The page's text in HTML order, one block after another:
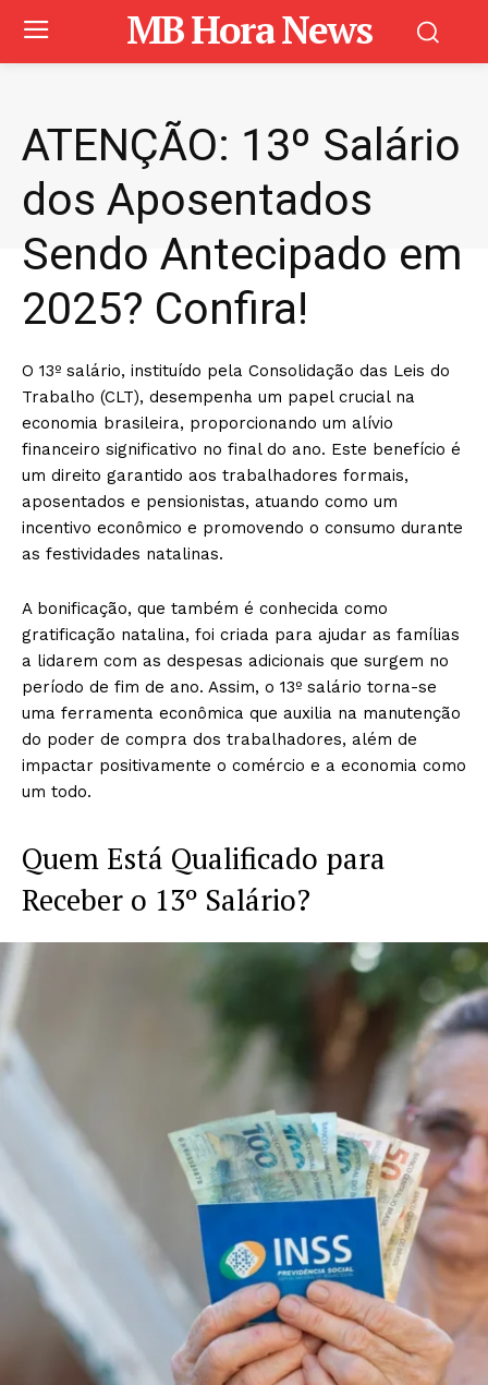
MB Hora News
ATENÇÃO: 13º Salário
dos Aposentados
Sendo Antecipado em
2025? Confira!
O 13º salário, instituído pela Consolidação das Leis do
Trabalho (CLT), desempenha um papel crucial na
economia brasileira, proporcionando um alívio
financeiro significativo no final do ano. Este benefício é
um direito garantido aos trabalhadores formais,
aposentados e pensionistas, atuando como um
incentivo econômico e promovendo o consumo durante
as festividades natalinas.
A bonificação, que também é conhecida como
gratificação natalina, foi criada para ajudar as famílias
a lidarem com as despesas adicionais que surgem no
período de fim de ano. Assim, o 13º salário torna-se
uma ferramenta econômica que auxilia na manutenção
do poder de compra dos trabalhadores, além de
impactar positivamente o comércio e a economia como
um todo.
Quem Está Qualificado para
Receber o 13º Salário?